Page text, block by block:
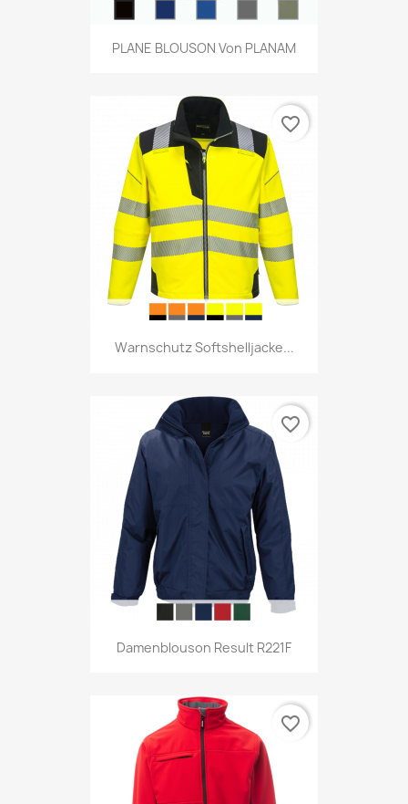
PLANE BLOUSON Von PLANAM
Warnschutz Softshelljacke...
favorite_border
Damenblouson Result R221F
favorite_border
favorite_border